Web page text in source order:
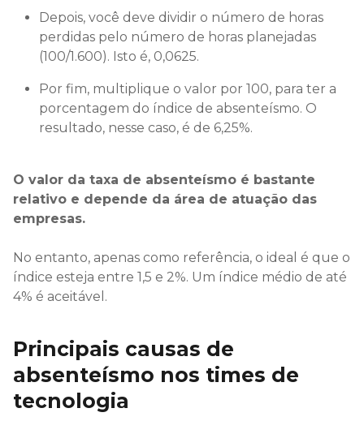
Depois, você deve dividir o número de horas
perdidas pelo número de horas planejadas
(100/1.600). Isto é, 0,0625.
Por fim, multiplique o valor por 100, para ter a
porcentagem do índice de absenteísmo. O
resultado, nesse caso, é de 6,25%.
O valor da taxa de absenteísmo é bastante
relativo e depende da área de atuação das
empresas.
No entanto, apenas como referência, o ideal é que o
índice esteja entre 1,5 e 2%. Um índice médio de até
4% é aceitável.
Principais causas de
absenteísmo nos times de
tecnologia